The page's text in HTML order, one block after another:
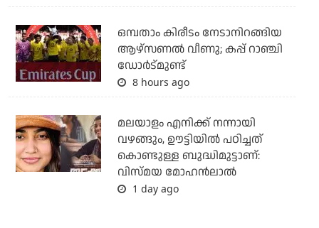
ഒമ്പതാം കിരീടം നേടാനിറങ്ങിയ
ആഴ്സണല്‍ വീണു; കപ്പ് റാഞ്ചി
ഡോര്‍ട്മുണ്ട്
8 hours ago
മലയാളം എനിക്ക് നന്നായി
വഴങ്ങും, ഊട്ടിയില്‍ പഠിച്ചത്
കൊണ്ടുള്ള ബുദ്ധിമുട്ടാണ്:
വിസ്മയ മോഹന്‍ലാല്‍
1 day ago